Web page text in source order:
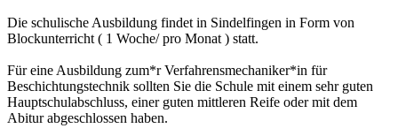
Die schulische Ausbildung findet in Sindelfingen in Form von
Blockunterricht ( 1 Woche/ pro Monat ) statt.
Für eine Ausbildung zum*r Verfahrensmechaniker*in für
Beschichtungstechnik sollten Sie die Schule mit einem sehr guten
Hauptschulabschluss, einer guten mittleren Reife oder mit dem
Abitur abgeschlossen haben.